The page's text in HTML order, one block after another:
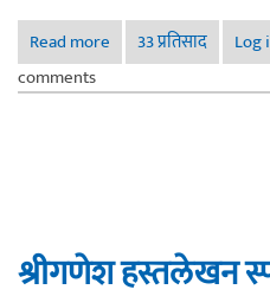
Read more about चिरंजीवाने
33 प्रतिसाद Log
comments
श्रीगणेश हस्तलेखन